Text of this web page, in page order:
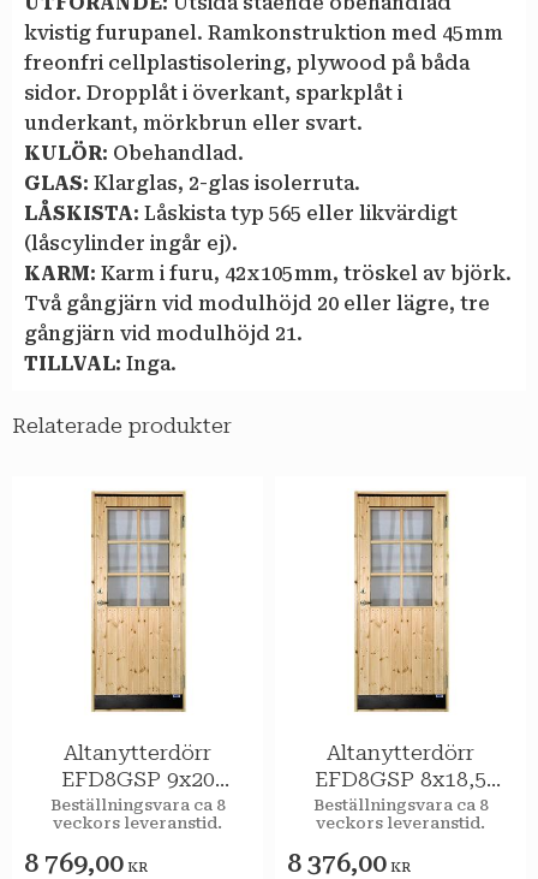
kvistig furupanel. Ramkonstruktion med 45 mm
freonfri cellplastisolering, plywood på båda
sidor. Dropplåt i överkant, sparkplåt i
underkant, mörkbrun eller svart.
KULÖR: Obehandlad.
GLAS: Klarglas, 2-glas isolerruta.
LÅSKISTA: Låskista typ 565 eller likvärdigt
(låscylinder ingår ej).
KARM: Karm i furu, 42 x 105 mm, tröskel av björk.
Två gångjärn vid modulhöjd 20 eller lägre, tre
gångjärn vid modulhöjd 21.
TILLVAL: Inga.
Relaterade produkter
Altanytterdörr
EFD8GSP 9x20
Högerhängd STAR
Varmförråd Klar
spröjs
Beställningsvara ca 8
veckors leveranstid.
8 769,00 KR
Altanytterdörr
EFD8GSP 8x18,5
Högerhängd STAR
Varmförråd Klar
spröjs
Beställningsvara ca 8
veckors leveranstid.
8 376,00 KR